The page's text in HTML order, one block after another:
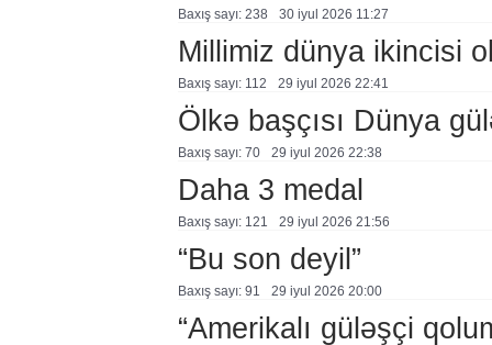
Baxış sayı: 238 30 i̇yul 2026 11:27
Millimiz dünya ikincisi
Baxış sayı: 112 29 i̇yul 2026 22:41
Ölkə başçısı Dünya
Baxış sayı: 70 29 i̇yul 2026 22:38
Daha 3 medal
Baxış sayı: 121 29 i̇yul 2026 21:56
“Bu son deyil”
Baxış sayı: 91 29 i̇yul 2026 20:00
“Amerikalı güləşçi